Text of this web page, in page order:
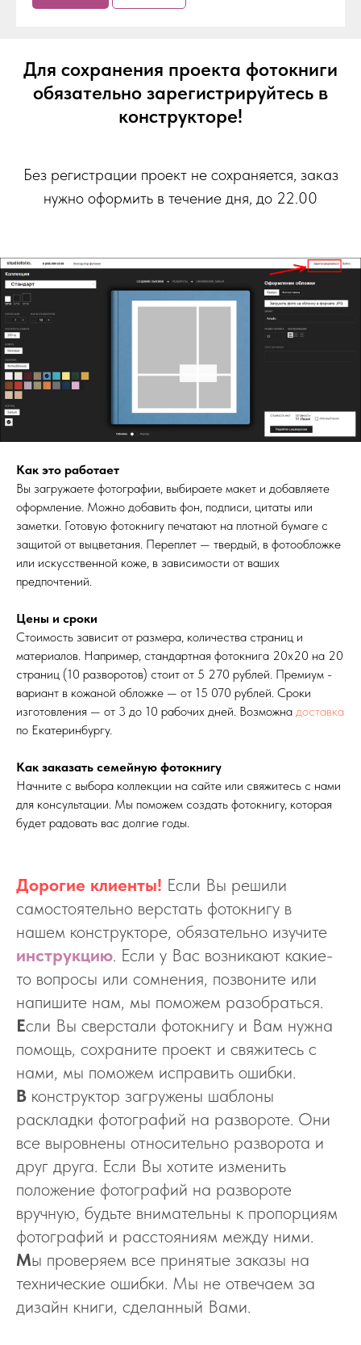
Для сохранения проекта фотокниги
обязательно зарегистрируйтесь в
конструкторе!
Без регистрации проект не сохраняется, заказ
нужно оформить в течение дня, до 22.00
Как это работает
Вы загружаете фотографии, выбираете макет и добавляете
оформление. Можно добавить фон, подписи, цитаты или
заметки. Готовую фотокнигу печатают на плотной бумаге с
защитой от выцветания. Переплет — твердый, в фотообложке
или искусственной коже, в зависимости от ваших
предпочтений.
Цены и сроки
Стоимость зависит от размера, количества страниц и
материалов. Например, стандартная фотокнига 20х20 на 20
страниц (10 разворотов) стоит от 5 270 рублей. Премиум -
вариант в кожаной обложке — от 15 070 рублей. Сроки
изготовления — от 3 до 10 рабочих дней. Возможна доставка
по Екатеринбургу.
Как заказать семейную фотокнигу
Начните с выбора коллекции на сайте или свяжитесь с нами
для консультации. Мы поможем создать фотокнигу, которая
будет радовать вас долгие годы.
Дорогие клиенты! Если Вы решили
самостоятельно верстать фотокнигу в
нашем конструкторе, обязательно изучите
инструкцию. Если у Вас возникают какие-
то вопросы или сомнения, позвоните или
напишите нам, мы поможем разобраться.
Если Вы сверстали фотокнигу и Вам нужна
помощь, сохраните проект и свяжитесь с
нами, мы поможем исправить ошибки.
В конструктор загружены шаблоны
раскладки фотографий на развороте. Они
все выровнены относительно разворота и
друг друга. Если Вы хотите изменить
положение фотографий на развороте
вручную, будьте внимательны к пропорциям
фотографий и расстояниям между ними.
Мы проверяем все принятые заказы на
технические ошибки. Мы не отвечаем за
дизайн книги, сделанный Вами.